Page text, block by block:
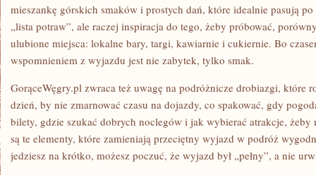
mieszankę górskich smaków i prostych dań, które idealnie pasują
„lista potraw”, ale raczej inspiracja do tego, żeby próbować,
ulubione miejsca: lokalne bary, targi, kawiarnie i cukiernie. Bo
wspomnieniem z wyjazdu jest nie zabytek, tylko smak.
GorąceWęgry.pl zwraca też uwagę na podróżnicze drobiazgi, które
dzień, by nie zmarnować czasu na dojazdy, co spakować, gdy
bilety, gdzie szukać dobrych noclegów i jak wybierać atrakcje, żeby
są te elementy, które zamieniają przeciętny wyjazd w podróż
jedziesz na krótko, możesz poczuć, że wyjazd był „pełny”, a nie